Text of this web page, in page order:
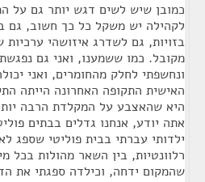
כמובן שיש לשים דגש יותר גם על
לקהילה יש משקל כל כך חשוב, גם
בזויות, גם לשדרג איזושהי
מקובל. כמו ששמענו, ואני גם
ונחשפתי לחלק מהחומרים, ואני
האישית התקופה האחרונה הייתה
היא שהאצבע על המקלדת הרבה
אתה יודע, אנחנו גדלים בבתים
ילדותי עברתי בבית פוליטי שספג
רלוונטיות, בין השאר מהולות בכל
שהמקום ידחה, וכילדה ספגתי את